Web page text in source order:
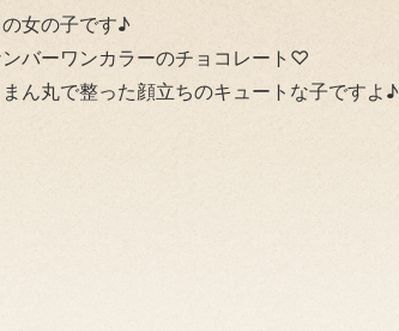
女の子です♪
ンバーワンカラーのチョコレート♡
ん丸で整った顔立ちのキュートな子ですよ♪